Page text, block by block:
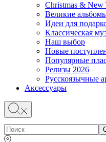
Christmas & New
Великие
Идеи для
Классическая
Наш выбор
Новые
Популярные
Релизы 2026
Русскоязычные
Аксессуары